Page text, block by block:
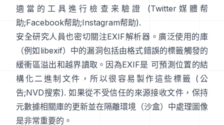
適當的工具進行檢查来驗證 (Twitter媒體帮
助;Facebook帮助;Instagram帮助).
安全研究人員也密切關注EXIF解析器。廣泛使用的庫
（例如libexif）中的漏洞包括由格式錯誤的標籤觸發的
緩衝區溢出和越界讀取。因為EXIF是 可預測位置的結
構化二進制文件，所以很容易製作這些標籤 ( 公
告;NVD搜索). 如果從不受信任的來源接收文件，保持
元數據相關庫的更新並在隔離環境（沙盒）中處理圖像
是非常重要的。